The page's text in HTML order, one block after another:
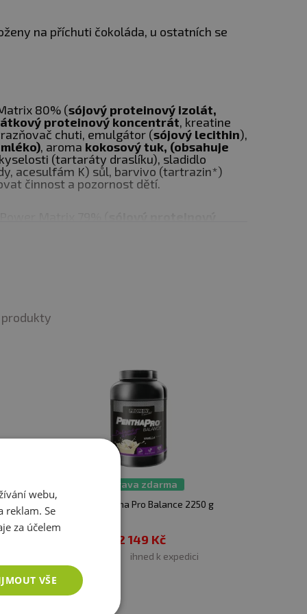
V tréninkový den
dny užívejte
pestrou stravu.
na příchuti čokoláda, u ostatních se
80% (sójový proteinový izolát,
proteinový koncentrát, kreatine
chuti, emulgátor (sójový lecithin),
, aroma kokosový tuk, (obsahuje
(tartaráty draslíku), sladidlo
acesulfám K) sůl, barvivo (tartrazin*)
činnost a pozornost dětí.
syrovátkový proteinový koncentrát
pozornost a činnost dětí.
kakaový prášek, glycin
(
sójový lecithin),palmový tuk
kokosový tuk, (obsahuje mého)
K, steviol glykosidy), zahušťovadlo
vanillin, regulátor kyselosti
Doprava zdarma
Prom-in Pentha Pro Balance 2250 g
2 149 Kč
ihned k expedici
webu,
reklam. Se
za účelem
VŠE